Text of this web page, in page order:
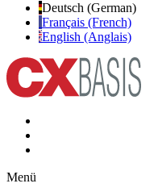
Deutsch (German)
Français (French)
English (Anglais)
Menü